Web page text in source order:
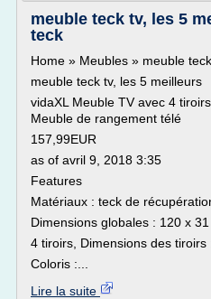
meuble teck tv, les 5
teck
Home » Meubles » meuble
meuble teck tv, les 5 meilleurs
vidaXL Meuble TV avec 4
Meuble de rangement télé
157,99EUR
as of avril 9, 2018 3:35
Features
Matériaux : teck de
Dimensions globales : 120 x
4 tiroirs, Dimensions des tiroirs
Coloris :...
Lire la suite